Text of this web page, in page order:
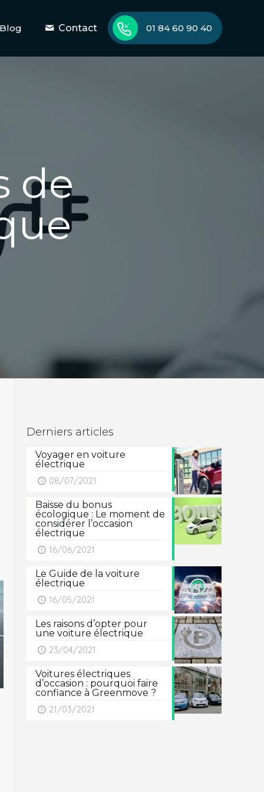
Blog Contact 01 84 60 90 40
de
Derniers articles
Voyager en voiture
électrique
08/07/2021
Baisse du bonus
écologique : Le moment de
considérer l’occasion
électrique
16/06/2021
Le Guide de la voiture
électrique
16/05/2021
Les raisons d’opter pour
une voiture électrique
23/04/2021
Voitures électriques
d’occasion : pourquoi faire
confiance à Greenmove ?
21/03/2021